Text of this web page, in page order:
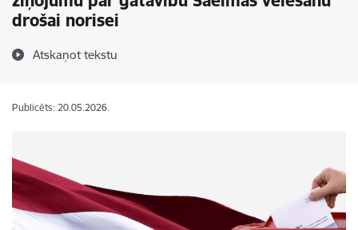
drošai norisei
Atskaņot tekstu
Publicēts: 20.05.2026.